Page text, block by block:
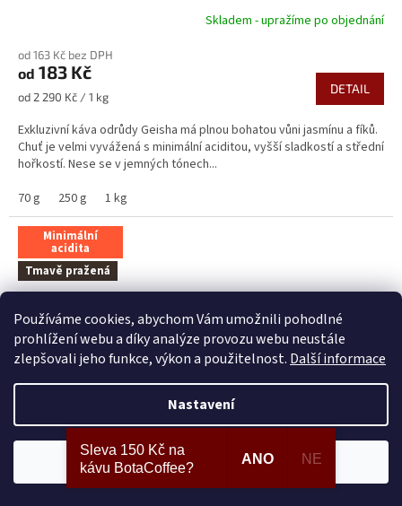
Používáme cookies, abychom Vám umožnili pohodlné
prohlížení webu a díky analýze provozu webu neustále
zlepšovali jeho funkce, výkon a použitelnost. Další informace
Nastavení
Souhlasím
produktu
je
5,0
z
5
hvězdiček.
Skladem - upražíme po objednání
od 163 Kč bez DPH
od 183 Kč
Měrná
od 2 290 Kč / 1 kg
DETAIL
Exkluzivní káva odrůdy Geisha má plnou bohatou vůni jasmínu a fíků.
Chuť je velmi vyvážená s minimální aciditou, vyšší sladkostí a střední
hořkostí. Nese se v jemných tónech...
70 g
250 g 1 kg
Minimální
acidita
Tmavě pražená
Brazil Decaf Carbonic Natural - bezkofeinová
Sleva 150 Kč na
kávu BotaCoffee?
ANO NE